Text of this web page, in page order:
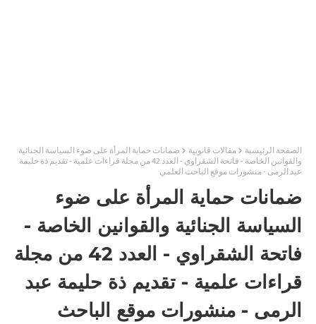
الصفحة الرئيسية مقالات قانونية
ضمانات حماية المرأة على ضوء السياسة الجنائية
والقوانين الخاصة - فاتحة الشقراوي - العدد 42 من مجلة قراءات علمية - تقديم ذة حليمة
عبد الرمى - منشورات موقع الباحث العلمي
ضمانات حماية المرأة على ضوء
السياسة الجنائية والقوانين الخاصة -
فاتحة الشقراوي - العدد 42 من مجلة
قراءات علمية - تقديم ذة حليمة عبد
الرمى - منشورات موقع الباحث